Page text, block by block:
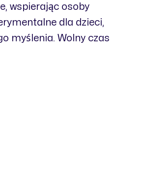
wspierając osoby
dla dzieci,
myślenia. Wolny czas